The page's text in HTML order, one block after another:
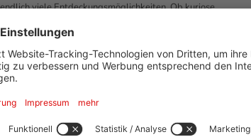
viele Entdeckungsmöglichkeiten. Ob kuriose
– hier findest du alles! Lass dich von der einzigartigen
Kultur Frankfurts.
zurück und lasse die Skyline während einer Schifffahrt auf
in ein traditionelles Frankfurter Lokal ein und lasse dich
für dein Essen an und wir reservieren einen